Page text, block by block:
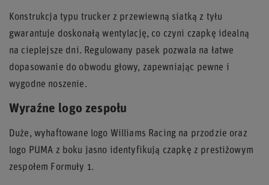
Konstrukcja typu trucker z przewiewną siatką z tyłu
gwarantuje doskonałą wentylację, co czyni czapkę idealną
na cieplejsze dni. Regulowany pasek pozwala na łatwe
dopasowanie do obwodu głowy, zapewniając pewne i
wygodne noszenie.
Wyraźne logo zespołu
Duże, wyhaftowane logo Williams Racing na przodzie oraz
logo PUMA z boku jasno identyfikują czapkę z prestiżowym
zespołem Formuły 1.